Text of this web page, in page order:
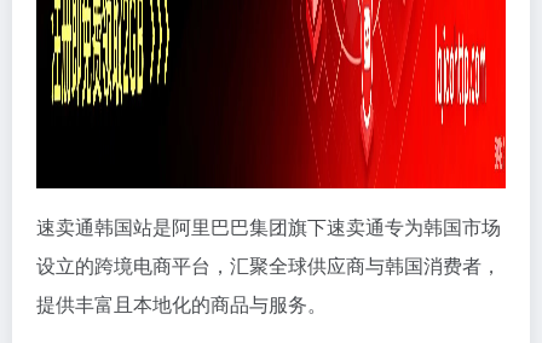
速卖通韩国站是阿里巴巴集团旗下速卖通专为韩国市场
设立的跨境电商平台，汇聚全球供应商与韩国消费者，
提供丰富且本地化的商品与服务。